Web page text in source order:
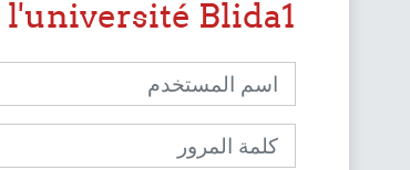
l'université Blida1
اسم المستخدم
كلمة المرور